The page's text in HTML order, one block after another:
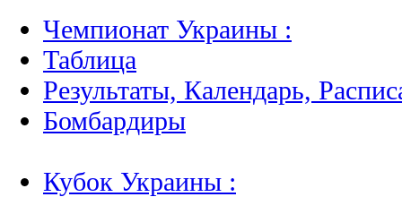
Чемпионат Украины :
Таблица
Результаты, Календарь,
Бомбардиры
Кубок Украины :